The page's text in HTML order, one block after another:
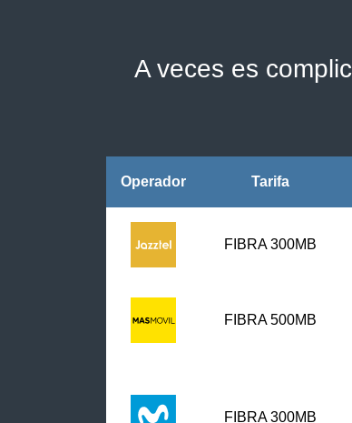
A veces es
Operador Tarifa
FIBRA 300MB
FIBRA500MB
FIBRA 300MB